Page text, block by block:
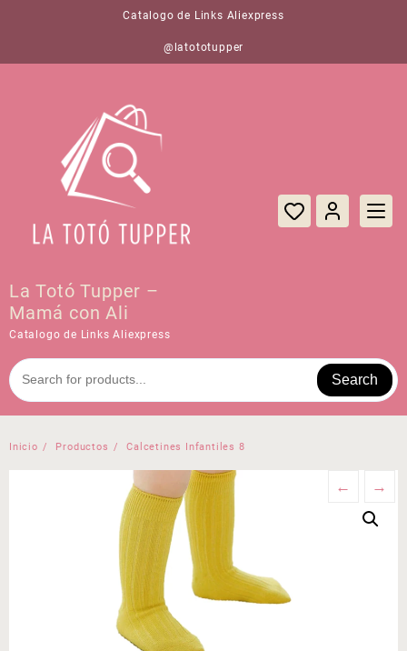
Catalogo de Links Aliexpress
@latototupper
La Totó Tupper –
Mamá con Ali
Catalogo de Links Aliexpress
Search
Inicio Productos Calcetines Infantiles 8
← →